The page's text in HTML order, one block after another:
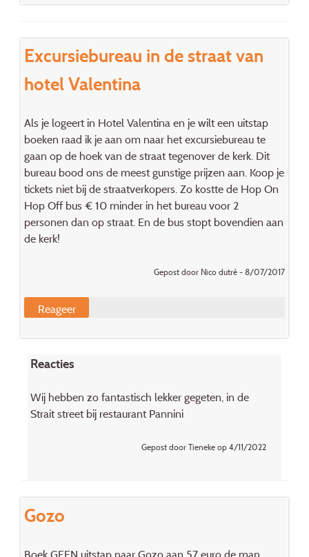
Excursiebureau in de straat van
hotel Valentina
Als je logeert in Hotel Valentina en je wilt een uitstap
boeken raad ik je aan om naar het excursiebureau te
gaan op de hoek van de straat tegenover de kerk. Dit
bureau bood ons de meest gunstige prijzen aan. Koop je
tickets niet bij de straatverkopers. Zo kostte de Hop On
Hop Off bus € 10 minder in het bureau voor 2
personen dan op straat. En de bus stopt bovendien aan
de kerk!
Gepost door Nico dutré - 8/07/2017
Reageer
Reacties
Wij hebben zo fantastisch lekker gegeten, in de
Strait street bij restaurant Pannini
Gepost door Tieneke op 4/11/2022
Gozo